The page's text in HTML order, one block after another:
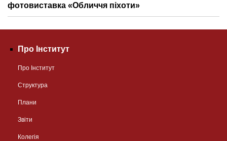
фотовиставка «Обличчя піхоти»
Про Інститут
Про Інститут
Структура
Плани
Звіти
Колегія